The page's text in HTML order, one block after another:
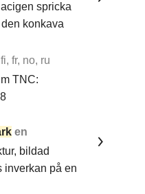
spricka
konkava
fr, no, ru
TNC:
en
bildad
inverkan på en